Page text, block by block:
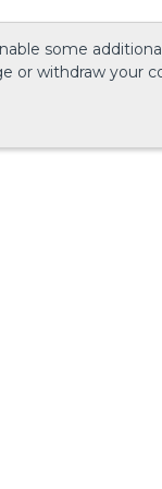
some
or withdraw your